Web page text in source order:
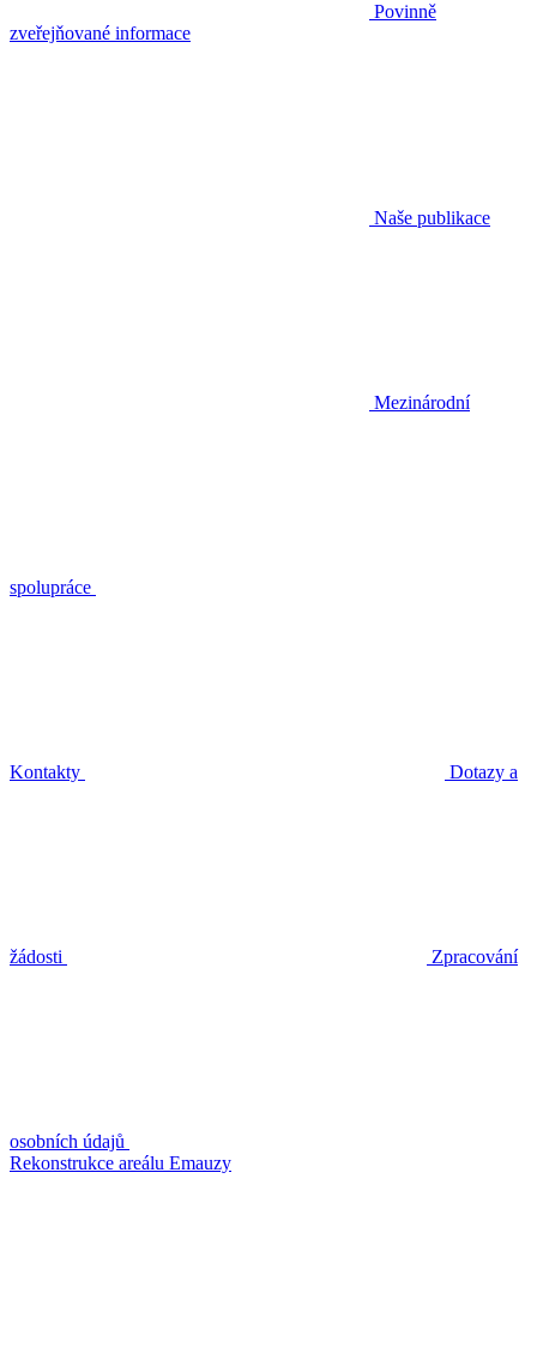
Povinně
zveřejňované informace
Naše publikace
Mezinárodní
spolupráce
Kontakty Dotazy a
žádosti Zpracování
osobních údajů
Rekonstrukce areálu Emauzy